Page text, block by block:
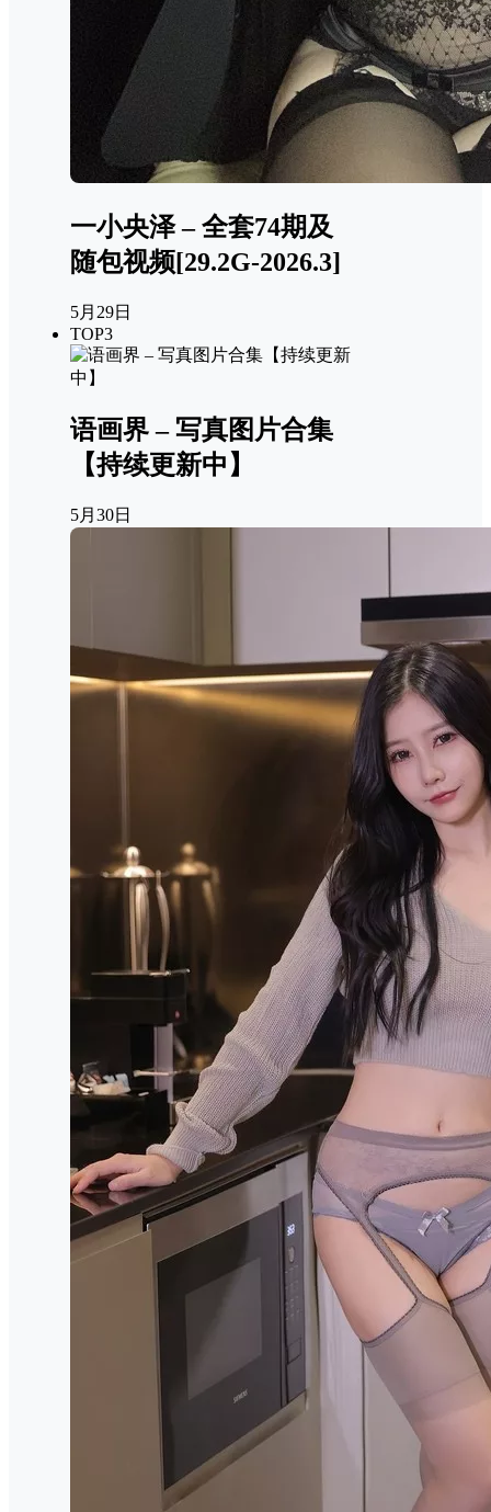
一小央泽 – 全套74期及
随包视频[29.2G-2026.3]
5月29日
TOP3
语画界 – 写真图片合集
【持续更新中】
5月30日